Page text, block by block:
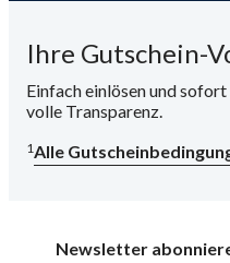
Ihre Gutschein-
Einfach einlösen und
volle Transparenz.
1Alle
Newsletter